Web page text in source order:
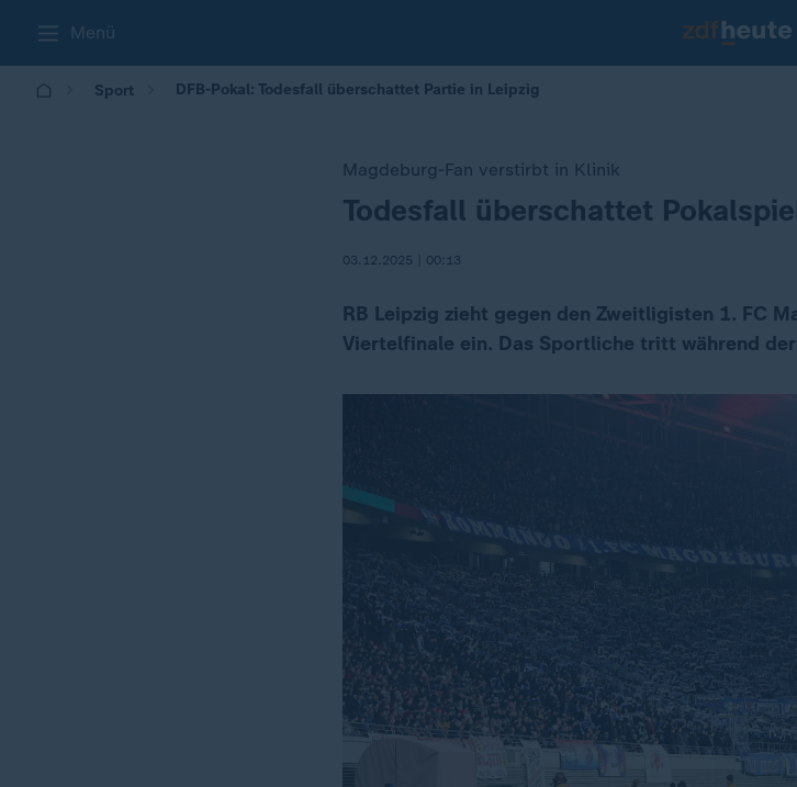
Menü
Sport DFB-Pokal: Todesfall überschattet Partie in Leipzig
Magdeburg-Fan verstirbt in Klinik
:
Todesfall überschattet
03.12.2025 | 00:13
RB Leipzig zieht gegen den Zweitligisten 1. FC
Viertelfinale ein. Das Sportliche tritt während